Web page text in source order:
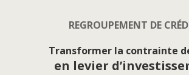
REGROUPEMENT DE
Transformer la contrainte
en levier